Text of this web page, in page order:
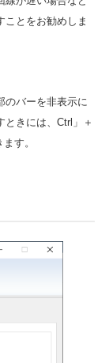
ことをお勧めしま
のバーを非表示に
きには、Ctrl」＋
す。